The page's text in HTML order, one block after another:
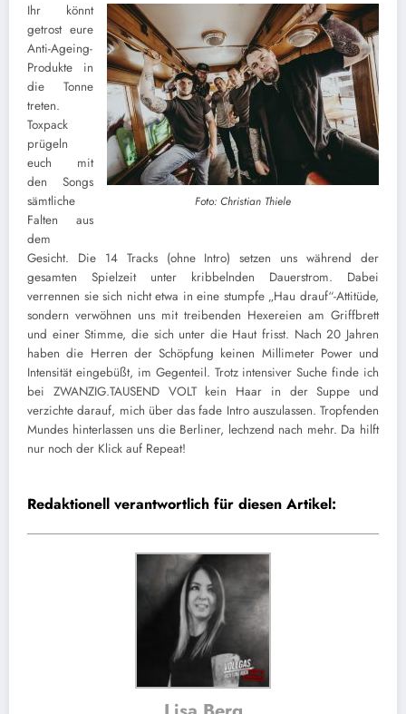
Foto: Christian Thiele
Ihr könnt
getrost eure
Anti-Ageing-
Produkte in
die Tonne
treten.
Toxpack
prügeln
euch mit
den Songs
sämtliche
Falten aus
dem
Gesicht. Die 14 Tracks (ohne Intro) setzen uns während der
gesamten Spielzeit unter kribbelnden Dauerstrom. Dabei
verrennen sie sich nicht etwa in eine stumpfe „Hau drauf“-Attitüde,
sondern verwöhnen uns mit treibenden Hexereien am Griffbrett
und einer Stimme, die sich unter die Haut frisst. Nach 20 Jahren
haben die Herren der Schöpfung keinen Millimeter Power und
Intensität eingebüßt, im Gegenteil. Trotz intensiver Suche finde ich
bei ZWANZIG.TAUSEND VOLT kein Haar in der Suppe und
verzichte darauf, mich über das fade Intro auszulassen. Tropfenden
Mundes hinterlassen uns die Berliner, lechzend nach mehr. Da hilft
nur noch der Klick auf Repeat!
Redaktionell verantwortlich für diesen Artikel: